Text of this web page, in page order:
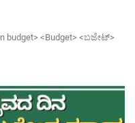
budget> <Budget> <ಬಜೇಟ್>